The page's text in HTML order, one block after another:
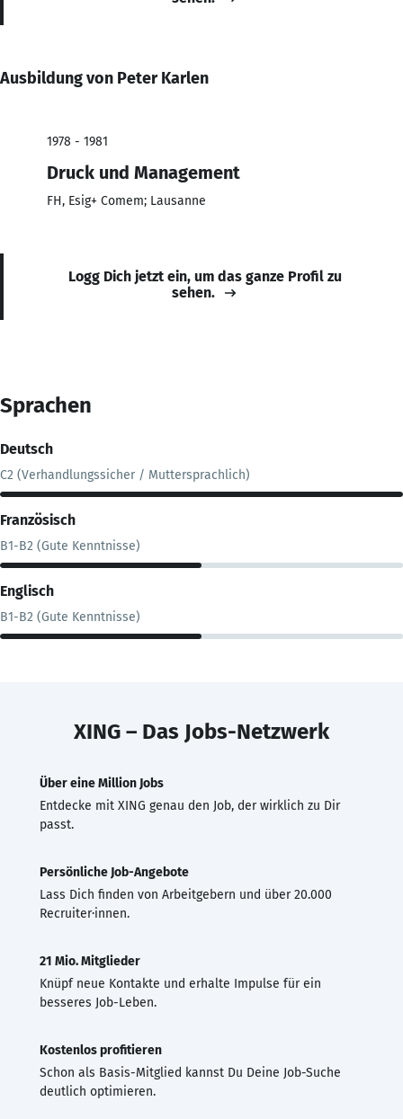
Ausbildung von Peter Karlen
1978 - 1981
Druck und Management
FH, Esig+ Comem; Lausanne
Logg Dich jetzt ein, um das ganze Profil zu
sehen.
Sprachen
Deutsch
C2 (Verhandlungssicher / Muttersprachlich)
Französisch
B1-B2 (Gute Kenntnisse)
Englisch
B1-B2 (Gute Kenntnisse)
XING – Das Jobs-Netzwerk
Über eine Million Jobs
Entdecke mit XING genau den Job, der wirklich zu Dir
passt.
Persönliche Job-Angebote
Lass Dich finden von Arbeitgebern und über 20.000
Recruiter·innen.
21 Mio. Mitglieder
Knüpf neue Kontakte und erhalte Impulse für ein
besseres Job-Leben.
Kostenlos profitieren
Schon als Basis-Mitglied kannst Du Deine Job-Suche
deutlich optimieren.